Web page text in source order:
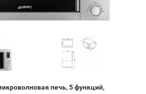
печь, 5 функций,